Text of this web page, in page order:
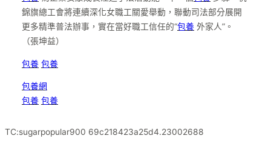
錦旗總工會將連續深化女職工關愛舉動，聯動司法部分展開
更多精準普法辦事，實在當好職工信任的“包養 外家人”。
（張坤益）
包養 包養
包養網
包養 包養
TC:sugarpopular900 69c218423a25d4.23002688